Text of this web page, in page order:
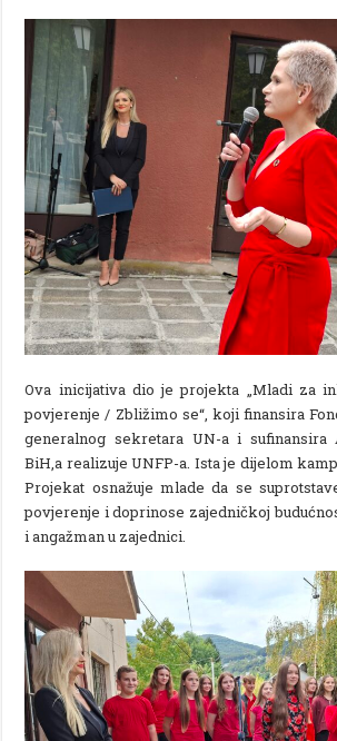
Ova inicijativa dio je projekta „Mladi za
povjerenje / Zbližimo se“, koji finansira
generalnog sekretara UN-a i sufinansira
BiH,a realizuje UNFP-a. Ista je dijelom
Projekat osnažuje mlade da se
povjerenje i doprinose zajedničkoj
i angažman u zajednici.